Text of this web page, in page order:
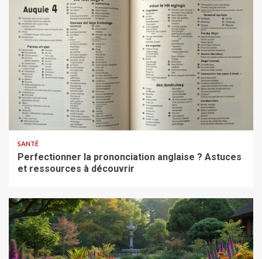
SANTÉ
Perfectionner la prononciation anglaise ? Astuces
et ressources à découvrir